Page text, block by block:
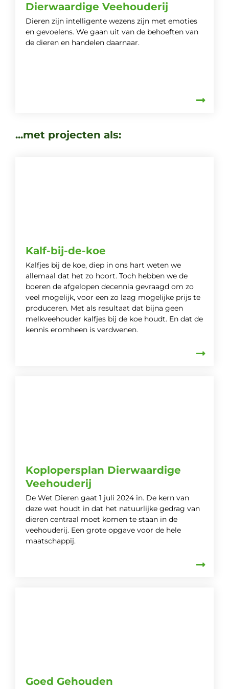
Dierwaardige Veehouderij
Dieren zijn intelligente wezens zijn met emoties
en gevoelens. We gaan uit van de behoeften van
de dieren en handelen daarnaar.
...met projecten als:
Kalf-bij-de-koe
Kalfjes bij de koe, diep in ons hart weten we
allemaal dat het zo hoort. Toch hebben we de
boeren de afgelopen decennia gevraagd om zo
veel mogelijk, voor een zo laag mogelijke prijs te
produceren. Met als resultaat dat bijna geen
melkveehouder kalfjes bij de koe houdt. En dat de
kennis eromheen is verdwenen.
Koplopersplan Dierwaardige
Veehouderij
De Wet Dieren gaat 1 juli 2024 in. De kern van
deze wet houdt in dat het natuurlijke gedrag van
dieren centraal moet komen te staan in de
veehouderij. Een grote opgave voor de hele
maatschappij.
Goed Gehouden